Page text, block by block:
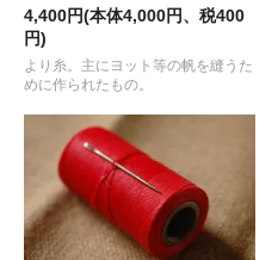
4,400円(本体4,000円、税400
円)
より糸。主にヨット等の帆を縫うた
めに作られたもの。